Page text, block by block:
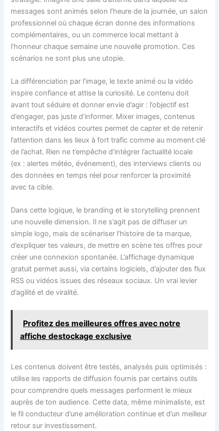
messages sont animés selon l’heure de la journée, un salon
professionnel où chaque écran donne des informations
complémentaires, ou un commerce local mettant à
l’honneur chaque semaine une nouvelle promotion. Ces
scénarios ne sont plus une utopie.
La différenciation par l’image, le texte animé ou la vidéo
inspire confiance et attise la curiosité. Le contenu doit
avant tout séduire et donner envie d’agir : l’objectif est
d’engager, pas juste d’informer. Mixer images, contenus
interactifs et vidéos courtes permet de capter et de retenir
l’attention dans les lieux à fort trafic comme au moment clé
de l’achat. Rien ne t’empêche d’intégrer l’actualité locale
(ex : alertes météo, événement), des interviews clients ou
des données en temps réel pour renforcer la proximité
avec ta cible.
Dans cette logique, le branding et le storytelling prennent
une nouvelle dimension. Il ne s’agit pas de diffuser un
simple logo, mais de scénariser l’histoire de ta marque,
d’expliquer tes valeurs, de mettre en scène tes offres pour
créer une connexion spontanée. L’affichage dynamique
gratuit permet aussi, via certains logiciels, d’ajouter des flux
RSS ou vidéos issues des réseaux sociaux. Un vrai levier
d’agilité et de viralité.
Profitez des meilleures offres avec notre
affiche destockage exclusive
Les contenus doivent être testés, analysés puis optimisés :
utilise les rapports de diffusion fournis par certains outils
pour comprendre quels messages performent le mieux
auprès de ton audience. Cette data, même minimaliste, est
le fil conducteur d’une amélioration continue et d’un meilleur
retour sur investissement.